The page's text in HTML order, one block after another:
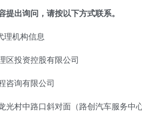
提出询问，请按以下方式联系。
理机构信息
区投资控股有限公司
咨询有限公司
光村中路口斜对面（路创汽车服务中